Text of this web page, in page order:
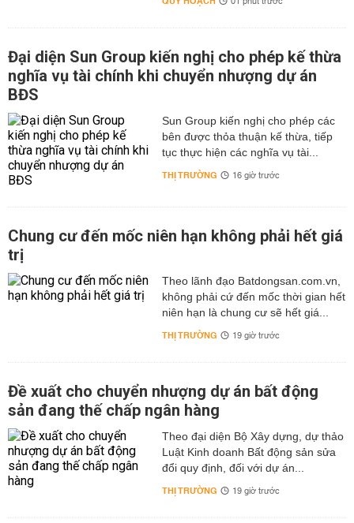
Đại diện Sun Group kiến nghị cho phép kế thừa
nghĩa vụ tài chính khi chuyển nhượng dự án
BĐS
Sun Group kiến nghị cho phép các
bên được thỏa thuận kế thừa, tiếp
tục thực hiện các nghĩa vụ tài...
THỊ TRƯỜNG 16 giờ trước
Chung cư đến mốc niên hạn không phải hết giá
trị
Theo lãnh đạo Batdongsan.com.vn,
không phải cứ đến mốc thời gian hết
niên hạn là chung cư sẽ hết giá...
THỊ TRƯỜNG 19 giờ trước
Đề xuất cho chuyển nhượng dự án bất động
sản đang thế chấp ngân hàng
Theo đại diện Bộ Xây dựng, dự thảo
Luật Kinh doanh Bất động sản sửa
đổi quy định, đối với dự án...
THỊ TRƯỜNG 19 giờ trước